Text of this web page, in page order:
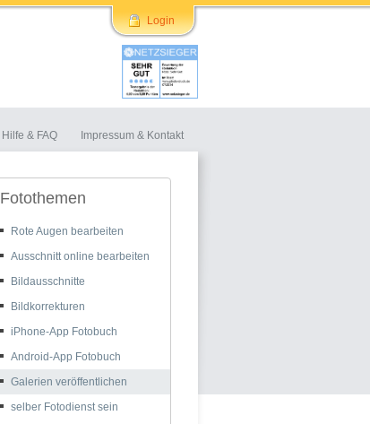
Login
Hilfe & FAQ Impressum & Kontakt
Fotothemen
Rote Augen bearbeiten
Ausschnitt online bearbeiten
Bildausschnitte
Bildkorrekturen
iPhone-App Fotobuch
Android-App Fotobuch
Galerien veröffentlichen
selber Fotodienst sein